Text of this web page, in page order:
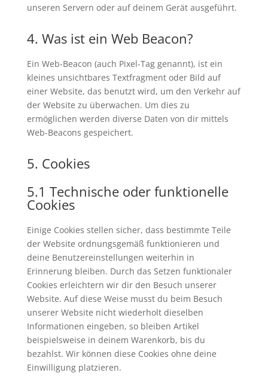
unseren Servern oder auf deinem Gerät ausgeführt.
4. Was ist ein Web Beacon?
Ein Web-Beacon (auch Pixel-Tag genannt), ist ein
kleines unsichtbares Textfragment oder Bild auf
einer Website, das benutzt wird, um den Verkehr auf
der Website zu überwachen. Um dies zu
ermöglichen werden diverse Daten von dir mittels
Web-Beacons gespeichert.
5. Cookies
5.1 Technische oder funktionelle
Cookies
Einige Cookies stellen sicher, dass bestimmte Teile
der Website ordnungsgemäß funktionieren und
deine Benutzereinstellungen weiterhin in
Erinnerung bleiben. Durch das Setzen funktionaler
Cookies erleichtern wir dir den Besuch unserer
Website. Auf diese Weise musst du beim Besuch
unserer Website nicht wiederholt dieselben
Informationen eingeben, so bleiben Artikel
beispielsweise in deinem Warenkorb, bis du
bezahlst. Wir können diese Cookies ohne deine
Einwilligung platzieren.